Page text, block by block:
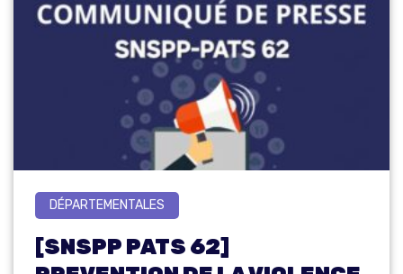
DÉPARTEMENTALES
[SNSPP PATS 62]